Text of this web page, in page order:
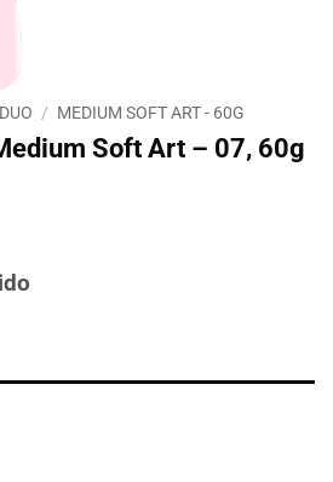
/ MEDIUM SOFT ART - 60G
Soft Art – 07, 60g